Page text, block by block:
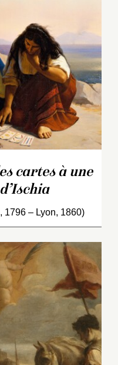
cartes à une
1796 – Lyon, 1860)